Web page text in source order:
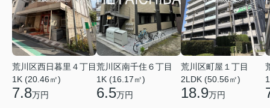
荒川区西日暮里４丁目
1K (20.46㎡)
7.8万円
荒川区南千住６丁目
1K (16.17㎡)
6.5万円
荒川区町屋１丁目
2LDK (50.56㎡)
18.9万円